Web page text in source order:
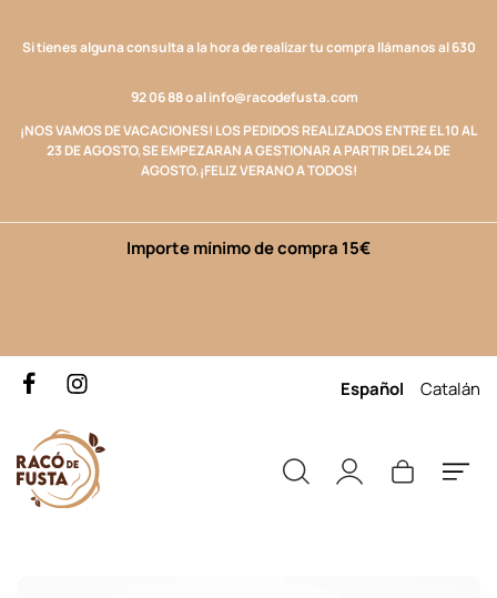
Si tienes alguna consulta a la hora de realizar tu compra llámanos al630
92 06 88o alinfo@racodefusta.com
¡NOS VAMOS DE VACACIONES! LOSPEDIDOS REALIZADOS ENTRE EL 10 AL
23 DE AGOSTO,SE EMPEZARAN A GESTIONAR A PARTIR DEL 24 DE
AGOSTO.¡FELIZ VERANO A TODOS!
Importe mínimo de compra 15€
Español Catalán